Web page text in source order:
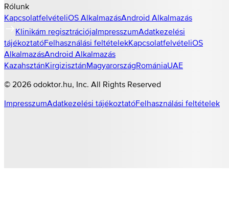
Rólunk
KapcsolatfelvételiOS AlkalmazásAndroid Alkalmazás
Klinikám regisztrációjaImpresszumAdatkezelési
tájékoztatóFelhasználási feltételekKapcsolatfelvételiOS
AlkalmazásAndroid Alkalmazás
KazahsztánKirgizisztánMagyarországRomániaUAE
© 2026 odoktor.hu , Inc. All Rights Reserved
ImpresszumAdatkezelési tájékoztatóFelhasználási feltételek